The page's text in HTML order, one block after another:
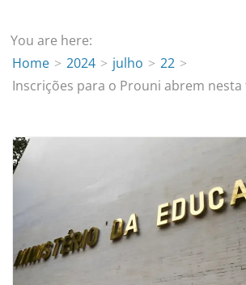
You are here:
Home
2024 julho
22
Inscrições para o Prouni abrem